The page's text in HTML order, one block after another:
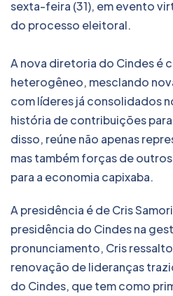
sexta-feira (31), em evento
do processo eleitoral.
A nova diretoria do Cindes é
heterogêneo, mesclando
com líderes já consolidados
história de contribuições
disso, reúne não apenas
mas também forças de
para a economia capixaba.
A presidência é de Cris
presidência do Cindes na
pronunciamento, Cris
renovação de lideranças
do Cindes, que tem como